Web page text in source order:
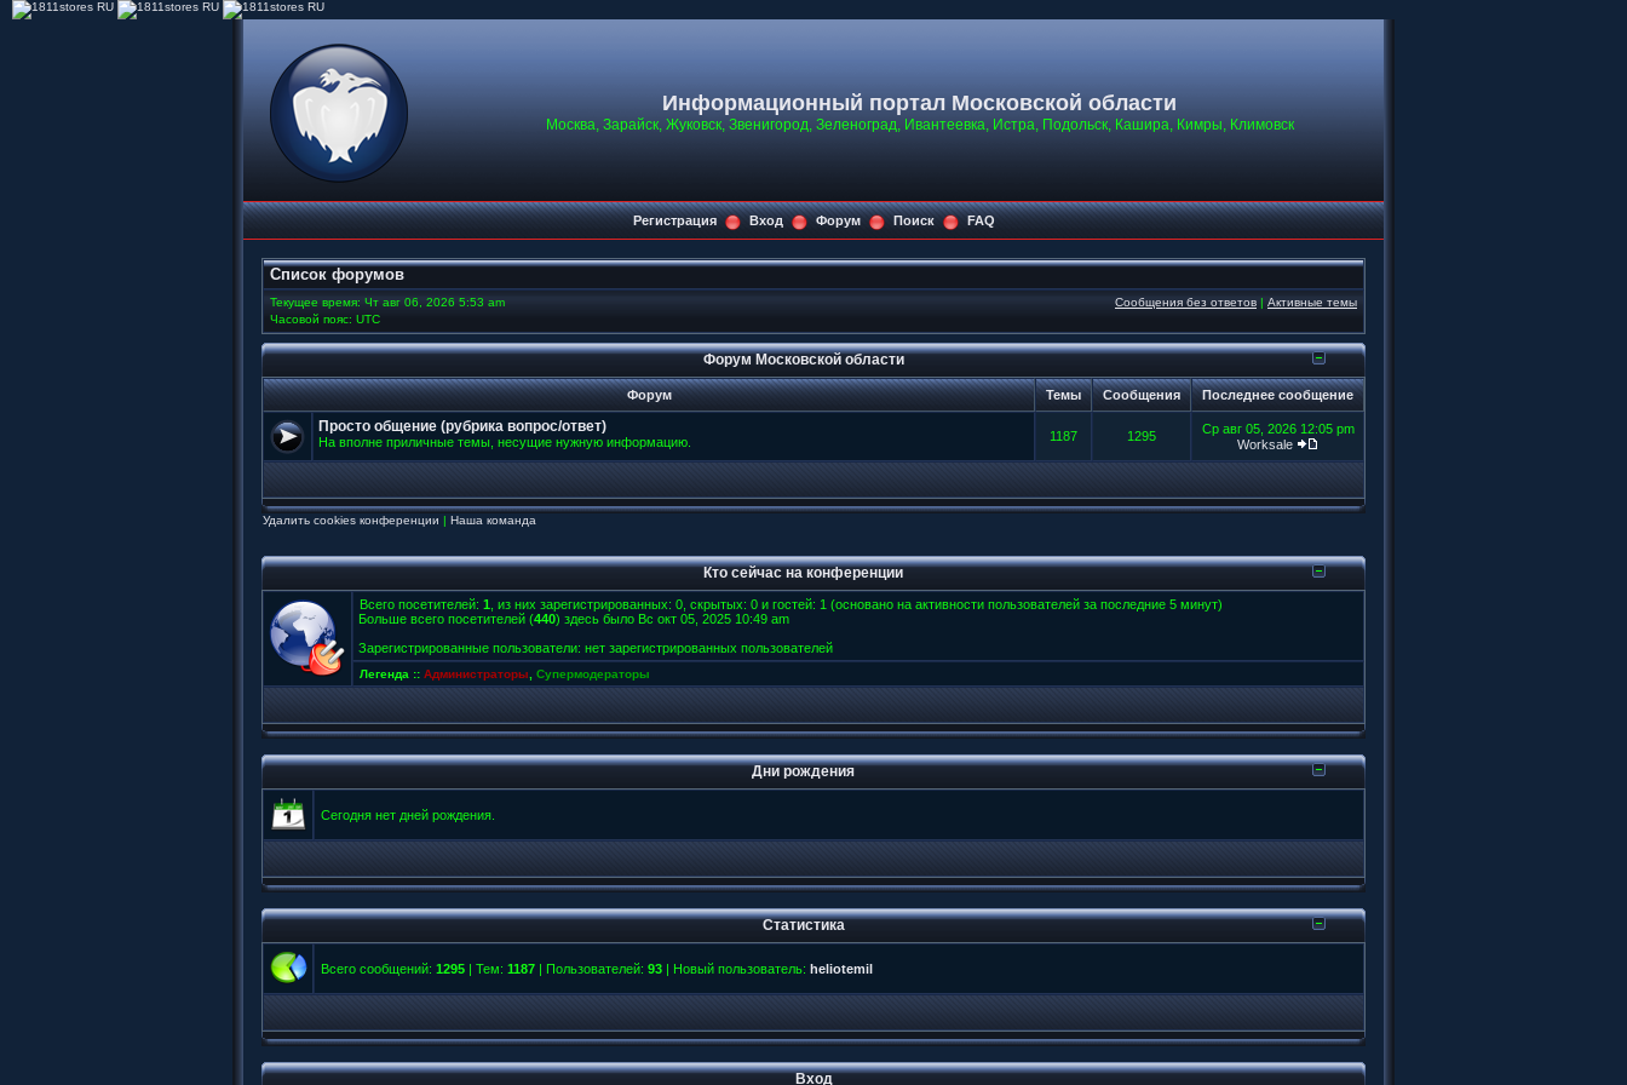
Информационный портал Московской области
Москва, Зарайск, Жуковск, Звенигород, Зеленоград, Ивантеевка, Истра, Подольск, Кашира, Кимры, Климовск
Регистрация Вход Форум Поиск FAQ
Список форумов
Текущее время: Чт авг 06, 2026 5:53 am
Часовой пояс: UTC
Сообщения без ответов | Активные темы
Форум Московской области
Форум Темы Сообщения Последнее сообщение
Просто общение (рубрика вопрос/ответ)
На вполне приличные темы, несущие нужную информацию. 1187 1295
Ср авг 05, 2026 12:05 pm
Worksale
Удалить cookies конференции | Наша команда
Кто сейчас на конференции
Всего посетителей: 1 , из них зарегистрированных: 0, скрытых: 0 и гостей: 1 (основано на активности пользователей за последние 5 минут)
Больше всего посетителей (440) здесь было Вс окт 05, 2025 10:49 am
Зарегистрированные пользователи: нет зарегистрированных пользователей
Легенда :: Администраторы Супермодераторы
Дни рождения
Сегодня нет дней рождения.
Статистика
Всего сообщений: 1295 | Тем: 1187 | Пользователей: 93 | Новый пользователь: heliotemil
Вход